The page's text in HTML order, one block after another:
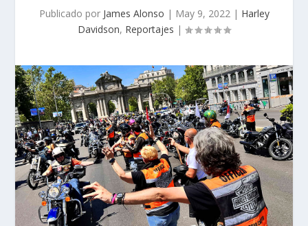
Publicado por James Alonso | May 9, 2022| Harley
Davidson, Reportajes |